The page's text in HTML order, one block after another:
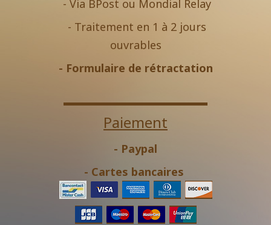
- Via BPost ou Mondial Relay
- Traitement en 1 à 2 jours
ouvrables
- Formulaire de rétractation
Paiement
- Paypal
- Cartes bancaires